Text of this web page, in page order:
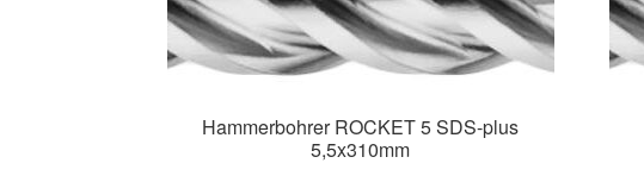
Hammerbohrer ROCKET 5 SDS-plus
5,5x310mm